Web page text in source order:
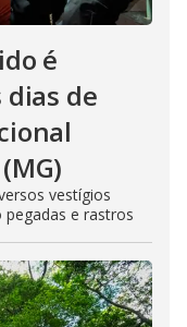
é
de
vestígios
pegadas e rastros